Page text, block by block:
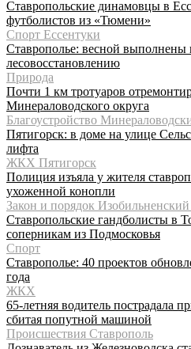
Ставропольские динамовцы в
футболистов из «Тюмени»
Спорт Ессентуки
Ставрополье: весной выполнены
лесовосстановлению
Природа
Почти 1 км тротуаров
Минераловодского округа
Благоустройство
Пятигорск: в доме на улице
лифта
ЖКХ Пятигорск
Полиция изъяла у жителя
ухоженной конопли
Закон и порядок Изобильненский
Ставропольские гандболисты в
соперникам из Подмосковья
Спорт
Ставрополье: 40 проектов
года
ЖКХ
65-летняя водитель пострадала
сбитая попутной машиной
Происшествия Ставрополь